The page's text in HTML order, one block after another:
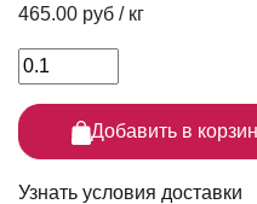
465.00 руб / кг
Добавить в
Узнать условия доставки